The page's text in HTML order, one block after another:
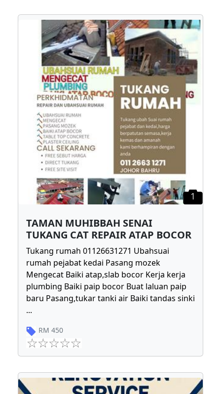
1
TAMAN MUHIBBAH SENAI
TUKANG CAT REPAIR ATAP BOCOR
Tukang rumah 01126631271 Ubahsuai
rumah pejabat kedai Pasang mozek
Mengecat Baiki atap,slab bocor Kerja kerja
plumbing Baiki paip bocor Buat laluan paip
baru Pasang,tukar tanki air Baiki tandas sinki
...
RM 450